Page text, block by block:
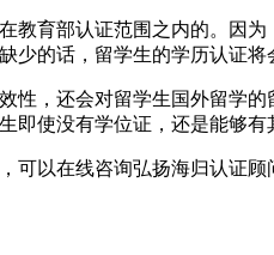
育部认证范围之内的。因
的话，留学生的学历认证将
，还会对留学生国外留学
使没有学位证，还是能够有
以在线咨询弘扬海归认证顾